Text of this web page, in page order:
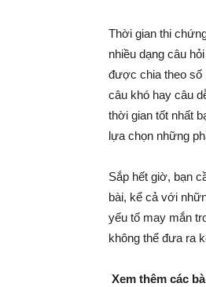
Thời gian thi
nhiều dạng câu
được chia theo số
câu khó hay câu
thời gian tốt nhất
lựa chọn những
Sắp hết giờ, bạn
bài, kể cả với
yếu tố may mắn
không thể đưa ra
Xem thêm các